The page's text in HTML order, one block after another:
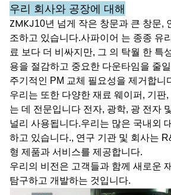
우리 회사와 공장에 대해
ZMKJ10년 넘게 작은 창문과 큰 창문,
조하고 있습니다.사파이어 는 종종 유
료 보다 더 비싸지만, 그 의 탁월 한 특
용을 절감하고 중요한 다운타임을 줄
주기적인 PM 교체 필요성을 제거합니
우리는 또한 다양한 재료 웨이퍼, 기판
는 데 전문입니다 전자, 광학, 광 전자
널리 사용됩니다.우리는 많은 국내외
하고 있습니다., 연구 기관 및 회사는
형 제품과 서비스를 제공합니다.
우리의 비전은 고객들과 함께 새로운
탐구하고 개발하는 것입니다.